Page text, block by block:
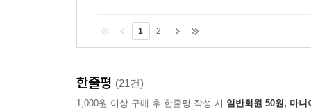
1 2
한줄평 (21건)
1,000원 이상 구매 후 한줄평 작성 시 일반회원 50원, 마니